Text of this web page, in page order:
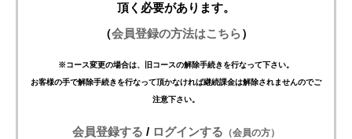
頂く必要があります。
（会員登録の方法はこちら）
※コース変更の場合は、旧コースの解除手続きを行なって下さい。
お客様の手で解除手続きを行なって頂かなければ継続課金は解除されませんのでご
注意下さい。
会員登録する / ログインする （会員の方）